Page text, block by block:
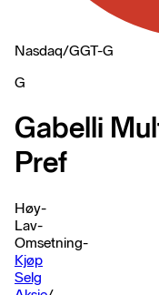
Nasdaq/GGT-G
G
Gabelli
Pref
Høy-
Lav-
Omsetning-
Kjøp
Selg